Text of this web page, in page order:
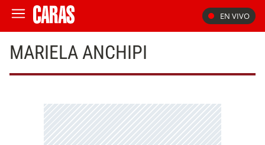
EN VIVO
MARIELA ANCHIPI